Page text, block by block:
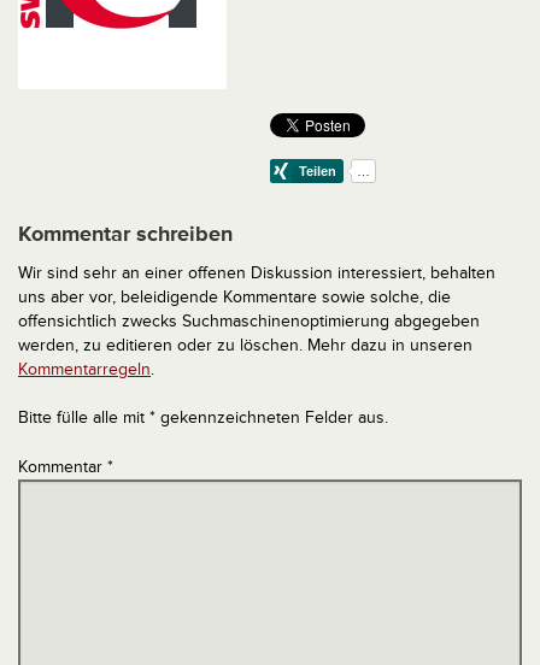
Kommentar schreiben
Wir sind sehr an einer offenen Diskussion interessiert, behalten
uns aber vor, beleidigende Kommentare sowie solche, die
offensichtlich zwecks Suchmaschinenoptimierung abgegeben
werden, zu editieren oder zu löschen. Mehr dazu in unseren
Kommentarregeln.
Bitte fülle alle mit * gekennzeichneten Felder aus.
Kommentar *